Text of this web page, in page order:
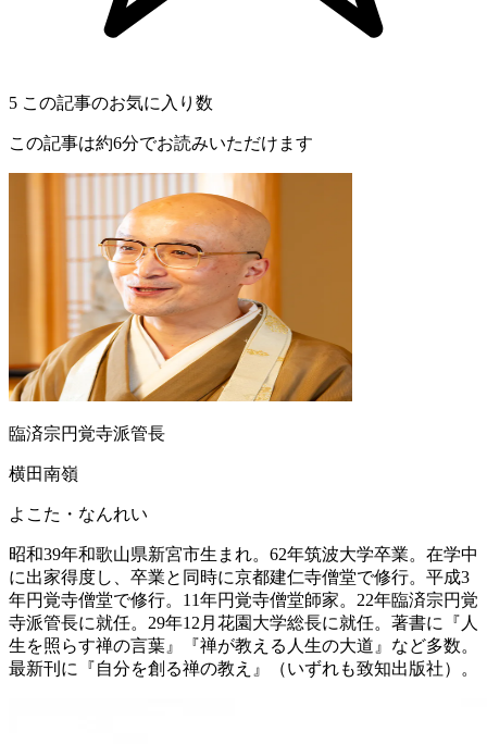
5 この記事のお気に入り数
この記事は約6分でお読みいただけます
臨済宗円覚寺派管長
横田南嶺
よこた・なんれい
昭和39年和歌山県新宮市生まれ。62年筑波大学卒業。在学中
に出家得度し、卒業と同時に京都建仁寺僧堂で修行。平成3
年円覚寺僧堂で修行。11年円覚寺僧堂師家。22年臨済宗円覚
寺派管長に就任。29年12月花園大学総長に就任。著書に『人
生を照らす禅の言葉』『禅が教える人生の大道』など多数。
最新刊に『自分を創る禅の教え』（いずれも致知出版社）。